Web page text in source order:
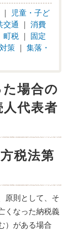
児童・子ど
交通 ｜消費
町税
固定
策 ｜集落・
場合の
代表者
税法第
原則として、そ
くなった納税義
）がある場合